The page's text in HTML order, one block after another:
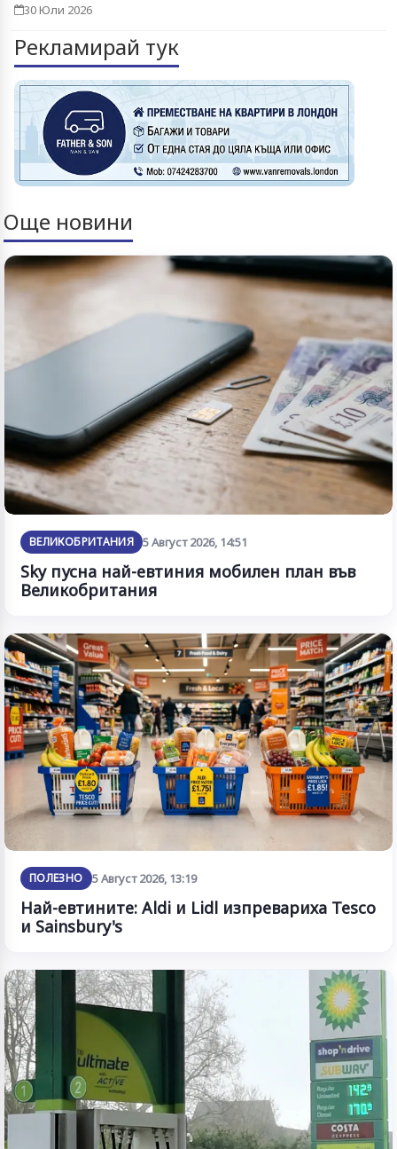
30 Юли 2026
Рекламирай тук
Още новини
ВЕЛИКОБРИТАНИЯ 5 Август 2026, 14:51
Sky пусна най-евтиния мобилен план във
Великобритания
ПОЛЕЗНО 5 Август 2026, 13:19
Най-евтините: Aldi и Lidl изпревариха Tesco
и Sainsbury's